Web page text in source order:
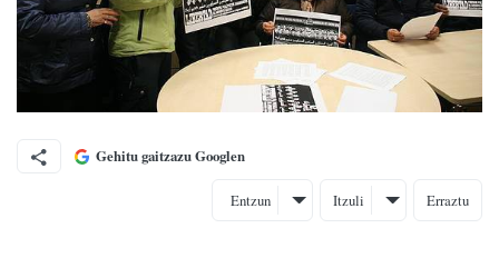
Gehitu gaitzazu Googlen
Entzun Itzuli Erraztu